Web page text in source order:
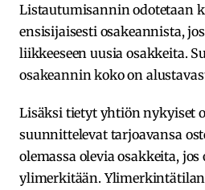
Listautumisannin odotetaan
ensisijaisesti osakeannista,
liikkeeseen uusia osakkeita.
osakeannin koko on
Lisäksi tietyt yhtiön nykyiset
suunnittelevat tarjoavansa
olemassa olevia osakkeita, jos
ylimerkitään.